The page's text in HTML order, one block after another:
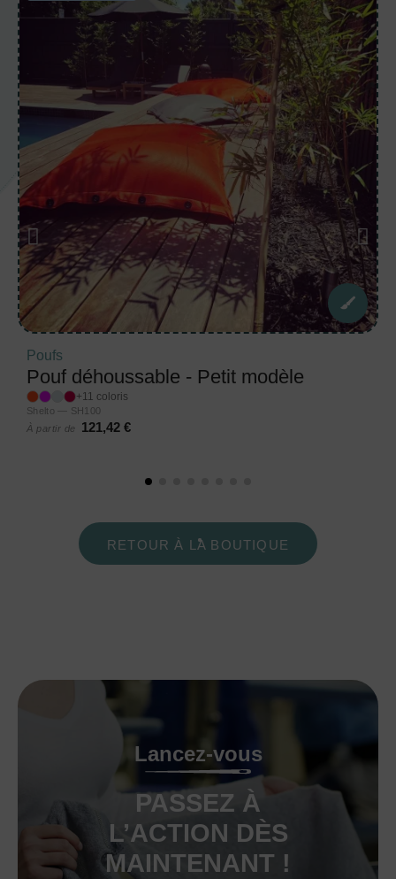
Poufs
Pouf déhoussable - Petit modèle
+11 coloris
Shelto — SH100
À partir de
121,42 €
RETOUR À LA BOUTIQUE
Lancez-vous
PASSEZ À
L’ACTION DÈS
MAINTENANT !